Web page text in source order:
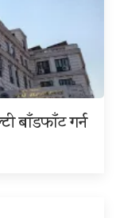
बाँडफाँट गर्न